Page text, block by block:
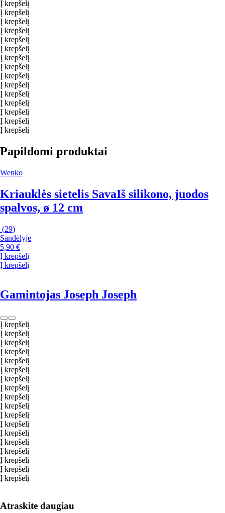
Į krepšelį
Į krepšelį
Į krepšelį
Į krepšelį
Į krepšelį
Į krepšelį
Į krepšelį
Į krepšelį
Į krepšelį
Į krepšelį
Į krepšelį
Į krepšelį
Į krepšelį
Į krepšelį
Į krepšelį
Papildomi produktai
Wenko
Kriauklės sietelis SavaIš silikono, juodos
spalvos, ø 12 cm
(29)
Sandėlyje
5,90 €
Į krepšelį
Į krepšelį
Gamintojas Joseph Joseph
Į krepšelį
Į krepšelį
Į krepšelį
Į krepšelį
Į krepšelį
Į krepšelį
Į krepšelį
Į krepšelį
Į krepšelį
Į krepšelį
Į krepšelį
Į krepšelį
Į krepšelį
Į krepšelį
Į krepšelį
Į krepšelį
Į krepšelį
Į krepšelį
Atraskite daugiau